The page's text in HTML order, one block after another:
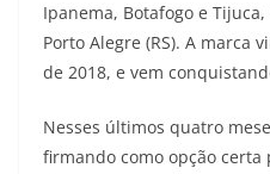
Ipanema, Botafogo e
Porto Alegre (RS). A marca
de 2018, e vem
Nesses últimos quatro
firmando como opção